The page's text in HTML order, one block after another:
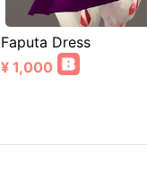
Faputa Dress
¥ 1,000